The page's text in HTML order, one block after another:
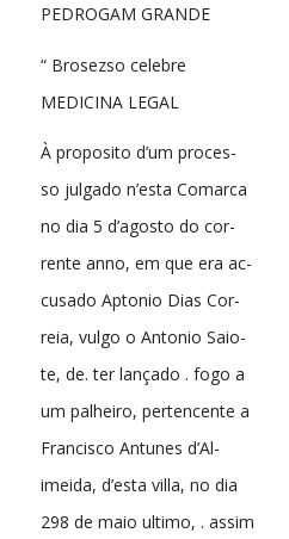
PEDROGAM GRANDE
“ Brosezso celebre
MEDICINA LEGAL
À proposito d’um proces-
so julgado n’esta Comarca
no dia 5 d’agosto do cor-
rente anno, em que era ac-
cusado Aptonio Dias Cor-
reia, vulgo o Antonio Saio-
te, de. ter lançado . fogo a
um palheiro, pertencente a
Francisco Antunes d’Al-
imeida, d’esta villa, no dia
298 de maio ultimo, . assim